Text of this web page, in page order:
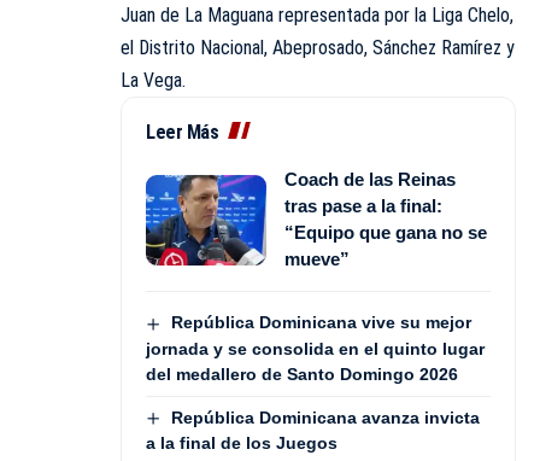
Juan de La Maguana representada por la Liga Chelo,
el Distrito Nacional, Abeprosado, Sánchez Ramírez y
La Vega.
Leer Más
Coach de las Reinas
tras pase a la final:
“Equipo que gana no se
mueve”
República Dominicana vive su mejor
jornada y se consolida en el quinto lugar
del medallero de Santo Domingo 2026
República Dominicana avanza invicta
a la final de los Juegos